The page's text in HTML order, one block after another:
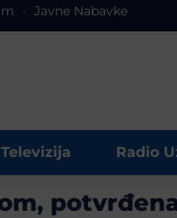
Javne Nabavke
Televizija Radio